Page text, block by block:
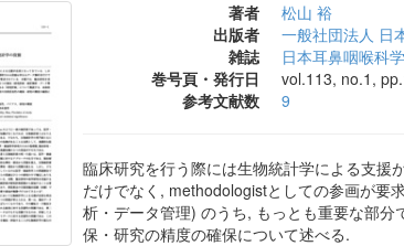
著者
松山 裕
出版者
一般社団法人 日
雑誌
日本耳鼻咽喉科
巻号頁・発行日
vol.113, no.1,
参考文献数
9
臨床研究を行う際には生物統計学による支援
だけでなく, methodologistとしての参画が要
析・データ管理) のうち, もっとも重要な部
保・研究の精度の確保について述べる.